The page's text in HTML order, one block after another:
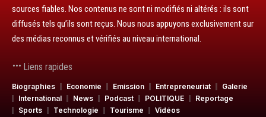
sources fiables. Nos contenus ne sont ni modifiés ni altérés : ils sont
diffusés tels qu’ils sont reçus. Nous nous appuyons exclusivement sur
des médias reconnus et vérifiés au niveau international.
Liens rapides
Biographies Economie Emission Entrepreneuriat
Galerie
International
News Podcast POLITIQUE
Reportage
Sports
Technologie Tourisme Vidéos